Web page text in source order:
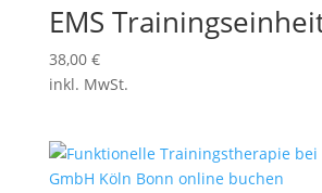
EMS
38,00 €
inkl. MwSt.